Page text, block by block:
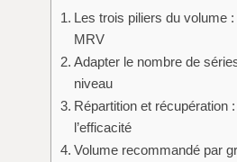
Les trois piliers du volume
MRV
Adapter le nombre de
niveau
Répartition et récupération
l’efficacité
Volume recommandé par